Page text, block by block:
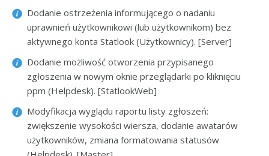
Dodanie ostrzeżenia informującego o nadaniu
uprawnień użytkownikowi (lub użytkownikom) bez
aktywnego konta Statlook (Użytkownicy). [Server]
Dodanie możliwość otworzenia przypisanego
zgłoszenia w nowym oknie przeglądarki po kliknięciu
ppm (Helpdesk). [StatlookWeb]
Modyfikacja wyglądu raportu listy zgłoszeń:
zwiększenie wysokości wiersza, dodanie awatarów
użytkowników, zmiana formatowania statusów